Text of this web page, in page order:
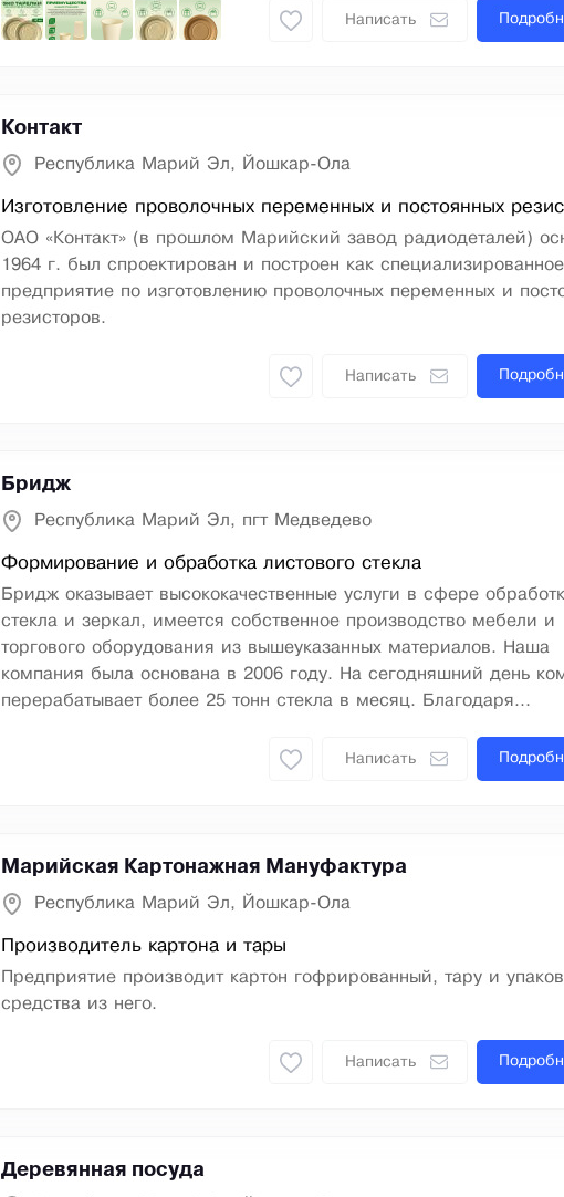
Написать
Контакт
Республика Марий Эл, Йошкар-Ола
Изготовление проволочных переменных и постоянных
ОАО «Контакт» (в прошлом Марийский завод радиодеталей)
1964 г. был спроектирован и построен как специализированное
предприятие по изготовлению проволочных переменных и
резисторов.
Написать
Бридж
Республика Марий Эл, пгт Медведево
Формирование и обработка листового стекла
Бридж оказывает высококачественные услуги в сфере
стекла и зеркал, имеется собственное производство мебели и
торгового оборудования из вышеуказанных материалов. Наша
компания была основана в 2006 году. На сегодняшний день
перерабатывает более 25 тонн стекла в месяц. Благодаря...
Написать
Марийская Картонажная Мануфактура
Республика Марий Эл, Йошкар-Ола
Производитель картона и тары
Предприятие производит картон гофрированный, тару и
средства из него.
Написать
Деревянная посуда